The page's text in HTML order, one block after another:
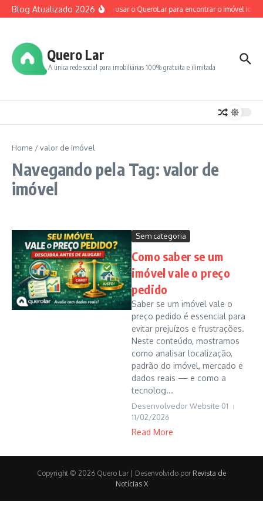
Ir para o conteúdo
Blog Atualizado 2026Como usar o QueroLar para encontrar o imóvel
Quero Lar
A única rede social para imobiliárias 100% gratuita e ilimitada
Home /valor de imóvel
Navegando pela Tag: valor de
imóvel
Sem categoria
Como saber se um
imóvel vale o preço
pedido
Saber se um imóvel vale o
preço pedido é essencial para
evitar prejuízos e frustrações.
Neste conteúdo, mostramos
como analisar localização,
padrão do imóvel, mercado e
dados reais — e como a
tecnolog...
Desenvolvedor Website 01
11/02/2026
Read More
Copyright © 2026 Quero Lar | Desenvolvido por Revista de
Notícias X